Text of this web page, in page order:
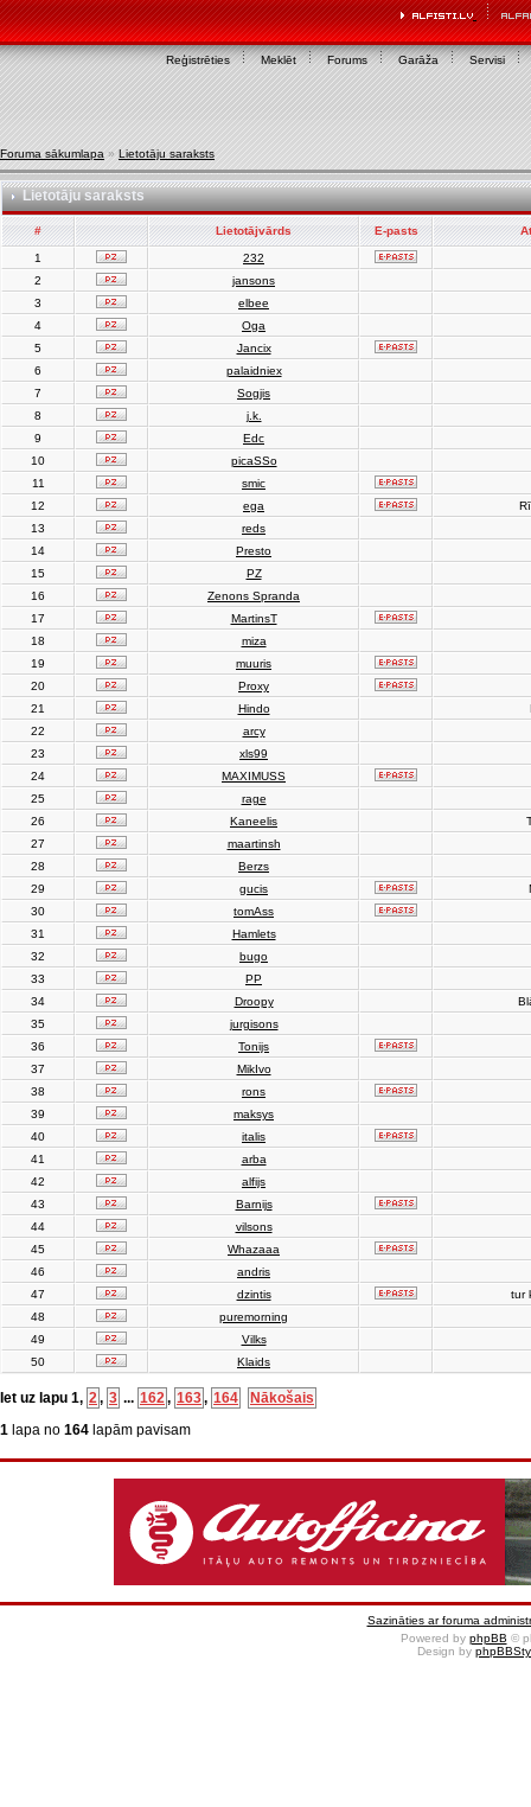
Reģistrēties Meklēt Forums Garāža Servisi
Foruma sākumlapa » Lietotāju saraksts
Lietotāju saraksts
# Lietotājvārds E-pasts
1
232
2
jansons
3
elbee
4
Oga
5
Jancix
6
palaidniex
7
Sogjis
8
j.k.
9
Edc
10
picaSSo
11
smic
12
ega
13
reds
14
Presto
15
PZ
16
Zenons Spranda
17
MartinsT
18
miza
19
muuris
20
Proxy
21
Hindo
22
arcy
23
xls99
24
MAXIMUSS
25
rage
26
Kaneelis
27
maartinsh
28
Berzs
29
gucis
30
tomAss
31
Hamlets
32
bugo
33
PP
34
Droopy
35
jurgisons
36
Tonijs
37
MikIvo
38
rons
39
maksys
40
italis
41
arba
42
alfijs
43
Barnijs
44
vilsons
45
Whazaaa
46
andris
47
dzintis
tur
48
puremorning
49
Vilks
50
Klaids
Iet uz lapu 1, 2, 3 ... 162, 163, 164
Nākošais
1 lapa no 164 lapām pavisam
Sazināties ar foruma
Powered by phpBB ©
Design by